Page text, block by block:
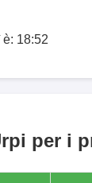
18:52
per i